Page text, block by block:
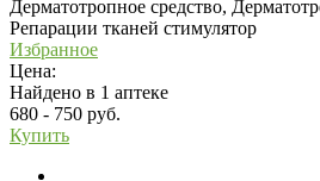
Дерматотропное средство,
Репарации тканей стимулятор
Избранное
Цена:
Найдено в 1 аптеке
680 - 750 руб.
Купить